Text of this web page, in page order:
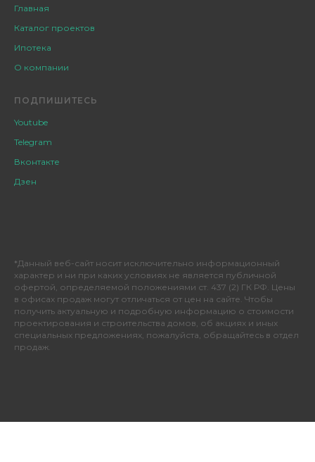
Главная
Каталог проектов
Ипотека
О компании
ПОДПИШИТЕСЬ
Youtube
Telegram
Вконтакте
Дзен
*Данный веб-сайт носит исключительно информационный
характер и ни при каких условиях не является публичной
офертой, определяемой положениями ст. 437 (2) ГК РФ. Цены
в офисах продаж могут отличаться от цен на сайте. Чтобы
получить актуальную и подробную информацию о стоимости
проектирования и строительства домов, об акциях и иных
специальных предложениях, пожалуйста, обращайтесь в отдел
продаж.